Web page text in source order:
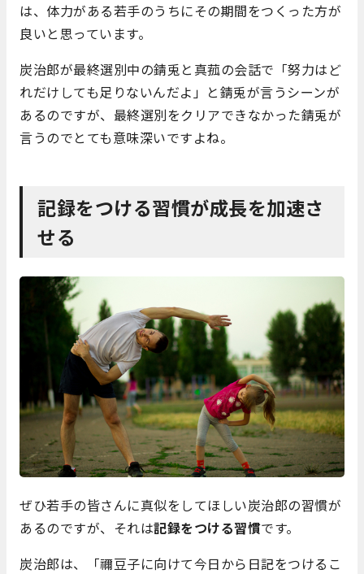
は、体力がある若手のうちにその期間をつくった方が
良いと思っています。
炭治郎が最終選別中の錆兎と真菰の会話で「努力はど
れだけしても足りないんだよ」と錆兎が言うシーンが
あるのですが、最終選別をクリアできなかった錆兎が
言うのでとても意味深いですよね。
記録をつける習慣が成長を加速さ
せる
ぜひ若手の皆さんに真似をしてほしい炭治郎の習慣が
あるのですが、それは記録をつける習慣です。
炭治郎は、「禰豆子に向けて今日から日記をつけるこ